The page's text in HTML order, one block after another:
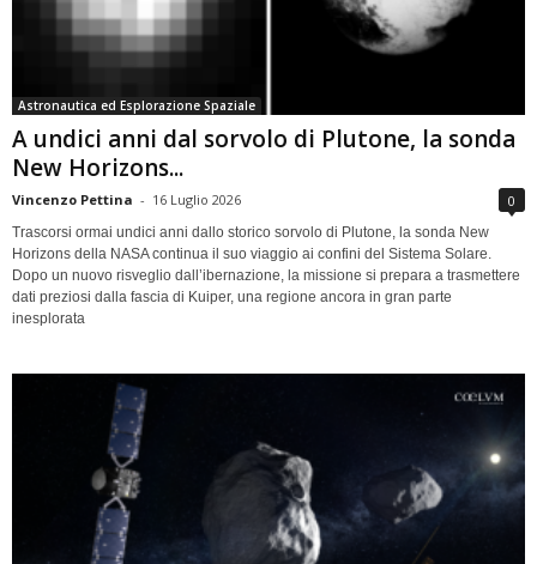
Astronautica ed Esplorazione Spaziale
A undici anni dal sorvolo di Plutone, la sonda
New Horizons...
Vincenzo Pettina - 16 Luglio 2026 0
Trascorsi ormai undici anni dallo storico sorvolo di Plutone, la sonda New
Horizons della NASA continua il suo viaggio ai confini del Sistema Solare.
Dopo un nuovo risveglio dall’ibernazione, la missione si prepara a trasmettere
dati preziosi dalla fascia di Kuiper, una regione ancora in gran parte
inesplorata